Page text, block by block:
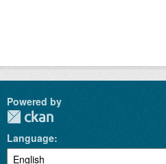
Powered by
Language